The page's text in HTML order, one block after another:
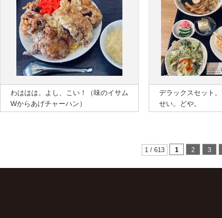
わははは。よし、こい！（味のイサム
Wからあげチャーハン）
デラックスセット
せい。どや。
1 / 613 1 2 3